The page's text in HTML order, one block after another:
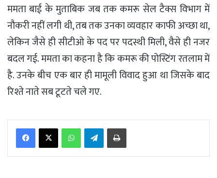
ममता बाई के मुताबिक जब तक कमरू सेल टैक्स विभाग में
नौकरी नहीं लगी थी, तब तक उनका व्यवहार काफी अच्छा था,
लेकिन जैसे ही सीटीओ के पद पर पदस्थी मिली, वैसे ही नजर
बदल गई. ममता का कहना है कि कमरू की पोस्टिंग रतलाम में
है. उनके बीच एक बार ही मामूली विवाद हुआ था जिसके बाद
रिश्ते नाते सब टूटते चले गए.
Telegram